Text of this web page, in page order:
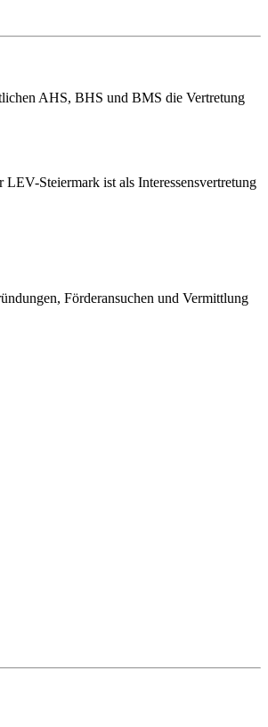
AHS, BHS und BMS die Vertretung
Steiermark ist als Interessensvertretung
Förderansuchen und Vermittlung